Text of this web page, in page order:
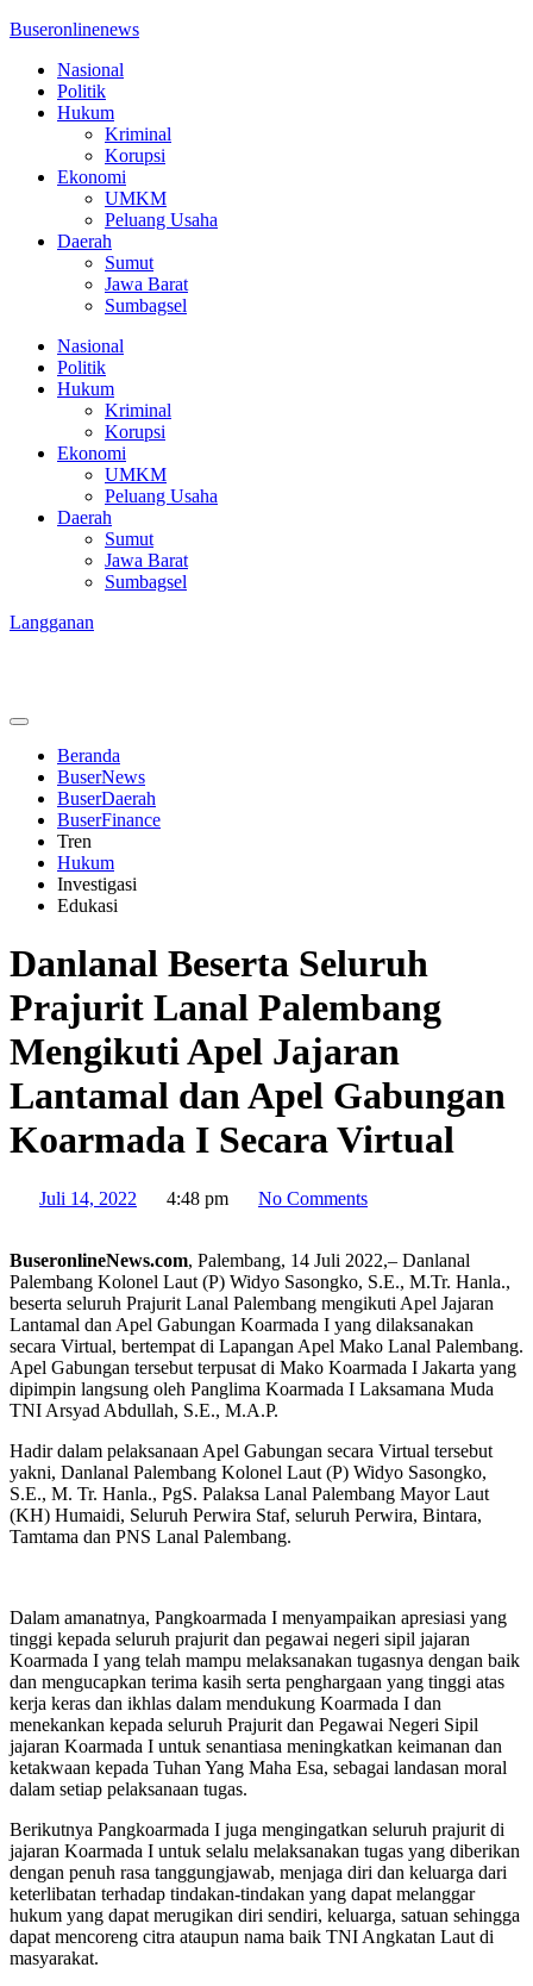
Buseronlinenews
Nasional
Politik
Hukum
Kriminal
Korupsi
Ekonomi
UMKM
Peluang Usaha
Daerah
Sumut
Jawa Barat
Sumbagsel
Nasional
Politik
Hukum
Kriminal
Korupsi
Ekonomi
UMKM
Peluang Usaha
Daerah
Sumut
Jawa Barat
Sumbagsel
Langganan
Beranda
BuserNews
BuserDaerah
BuserFinance
Tren
Hukum
Investigasi
Edukasi
Danlanal Beserta Seluruh
Prajurit Lanal Palembang
Mengikuti Apel Jajaran
Lantamal dan Apel Gabungan
Koarmada I Secara Virtual
Juli 14, 2022 4:48 pm No Comments
BuseronlineNews.com, Palembang, 14 Juli 2022,– Danlanal
Palembang Kolonel Laut (P) Widyo Sasongko, S.E., M.Tr. Hanla.,
beserta seluruh Prajurit Lanal Palembang mengikuti Apel Jajaran
Lantamal dan Apel Gabungan Koarmada I yang dilaksanakan
secara Virtual, bertempat di Lapangan Apel Mako Lanal Palembang.
Apel Gabungan tersebut terpusat di Mako Koarmada I Jakarta yang
dipimpin langsung oleh Panglima Koarmada I Laksamana Muda
TNI Arsyad Abdullah, S.E., M.A.P.
Hadir dalam pelaksanaan Apel Gabungan secara Virtual tersebut
yakni, Danlanal Palembang Kolonel Laut (P) Widyo Sasongko,
S.E., M. Tr. Hanla., PgS. Palaksa Lanal Palembang Mayor Laut
(KH) Humaidi, Seluruh Perwira Staf, seluruh Perwira, Bintara,
Tamtama dan PNS Lanal Palembang.
Dalam amanatnya, Pangkoarmada I menyampaikan apresiasi yang
tinggi kepada seluruh prajurit dan pegawai negeri sipil jajaran
Koarmada I yang telah mampu melaksanakan tugasnya dengan baik
dan mengucapkan terima kasih serta penghargaan yang tinggi atas
kerja keras dan ikhlas dalam mendukung Koarmada I dan
menekankan kepada seluruh Prajurit dan Pegawai Negeri Sipil
jajaran Koarmada I untuk senantiasa meningkatkan keimanan dan
ketakwaan kepada Tuhan Yang Maha Esa, sebagai landasan moral
dalam setiap pelaksanaan tugas.
Berikutnya Pangkoarmada I juga mengingatkan seluruh prajurit di
jajaran Koarmada I untuk selalu melaksanakan tugas yang diberikan
dengan penuh rasa tanggungjawab, menjaga diri dan keluarga dari
keterlibatan terhadap tindakan-tindakan yang dapat melanggar
hukum yang dapat merugikan diri sendiri, keluarga, satuan sehingga
dapat mencoreng citra ataupun nama baik TNI Angkatan Laut di
masyarakat.